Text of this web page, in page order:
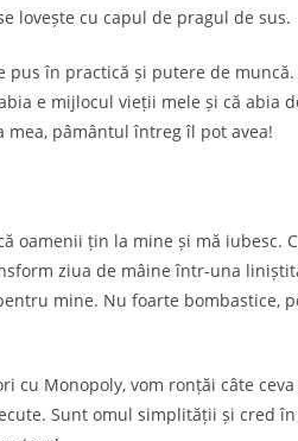
lovește cu capul de pragul de sus.
în practică și putere de
e mijlocul vieții mele și că abia
mea, pâmântul întreg îl pot avea!
oamenii țin la mine și mă iubesc.
ziua de mâine într-una
mine. Nu foarte bombastice,
cu Monopoly, vom ronțăi câte
Sunt omul simplității și cred